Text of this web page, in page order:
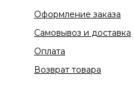
Оформление заказа
Самовывоз и доставка
Оплата
Возврат товара